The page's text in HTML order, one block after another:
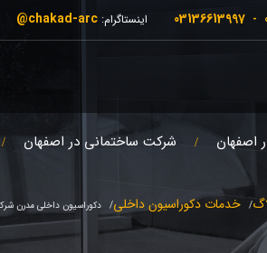
-
03136613997 اینستاگرام: chakad-arc@
اصفهان شرکت ساختمانی در اصفهان
خدمات دکوراسیون داخلی دکوراسیون داخلی مدرن شرکت و 8 مورد & از مزایای این